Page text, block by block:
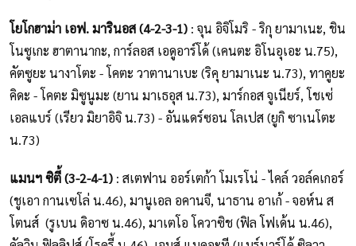
โยโกฮาม่า เอฟ. มารินอส (4-2-3-1) : จุน อิจิโมริ - ริกุ ยามาเนะ, ชิน
โนซูเกะ ฮาตานากะ, การ์ลอส เอดูอาร์โด้ (เคนตะ อิโนอุเอะ น.75),
คัตซูยะ นางาโตะ - โคตะ วาตานาเบะ (ริคุ ยามาเนะ น.73), ทาคูยะ
คิดะ - โคตะ มิซูนูมะ (ยาน มาเธอุส น.73), มาร์กอส จูเนียร์, โชเซ่
เอลแบร์ (เรียว มิยาอิจิ น.73) - อันแดร์ซอน โลเปส (ยูกิ ซาเนโตะ
น.73)
แมนฯ ซิตี้ (3-2-4-1) : สเตฟาน ออร์เตก้า โมเรโน่ - ไคล์ วอล์คเกอร์
(ชูเอา กานเซโล่ น.46), มานูเอล อคานจี, นาธาน อาเก้ - จอห์น ส
โตนส์ (รูเบน ดิอาซ น.46), มาเตโอ โควาซิช (ฟิล โฟเด้น น.46),